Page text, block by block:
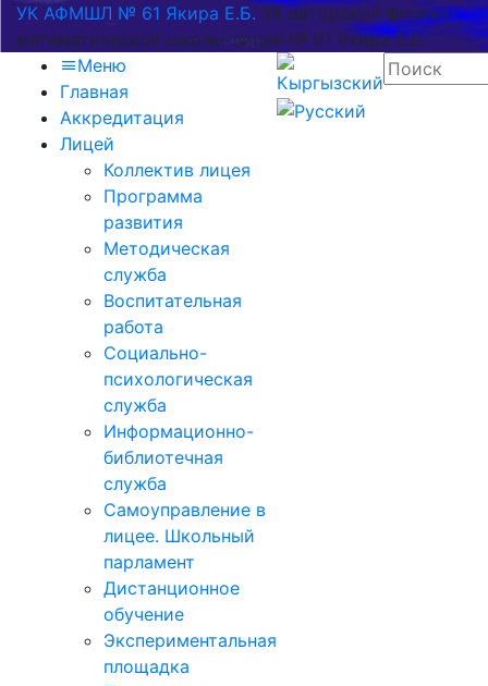
УК АФМШЛ № 61 Якира Е.Б. УК авторской физико-
математической школы-лицея № 61 Якира Е.Б.
Меню
Главная
Аккредитация
Лицей
Коллектив лицея
Программа
развития
Методическая
служба
Воспитательная
работа
Социально-
психологическая
служба
Информационно-
библиотечная
служба
Самоуправление в
лицее. Школьный
парламент
Дистанционное
обучение
Экспериментальная
площадка